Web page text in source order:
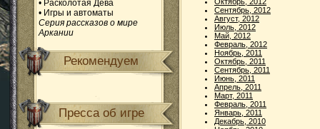
• Расколотая Дева
• Игры и автоматы
Серия рассказов о мире
Аркании
Рекомендуем
Пресса об игре
Сентябрь, 2012
Август, 2012
Июль, 2012
Май, 2012
Февраль, 2012
Ноябрь, 2011
Октябрь, 2011
Сентябрь, 2011
Июнь, 2011
Апрель, 2011
Март, 2011
Февраль, 2011
Январь, 2011
Декабрь, 2010